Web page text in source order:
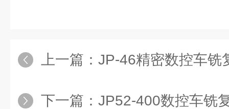
上一篇： JP-46精密数控车铣
下一篇： JP52-400数控车铣